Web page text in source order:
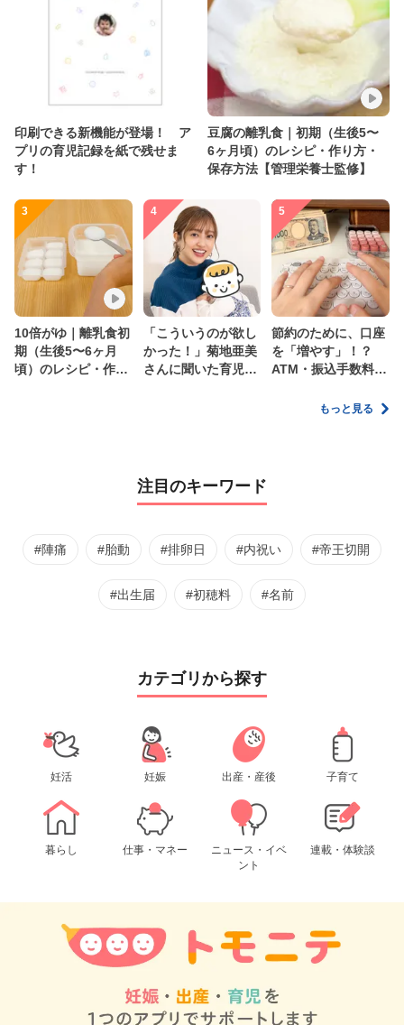
印刷できる新機能が登場！ ア
プリの育児記録を紙で残せま
す！
豆腐の離乳食｜初期（生後5〜
6ヶ月頃）のレシピ・作り方・
保存方法【管理栄養士監修】
3
10倍がゆ｜離乳食初
期（生後5〜6ヶ月
頃）のレシピ・作り
4
「こういうのが欲し
かった！」菊地亜美
さんに聞いた育児
5
節約のために、口座
を「増やす」！？
ATM・振込手数料の
家計管理術もっと見る
注目のキーワード
#陣痛 #胎動 #排卵日 #内祝い #帝王切開
#出生届 #初穂料 #名前
カテゴリから探す
妊活 妊娠 出産・産後 子育て
暮らし 仕事・マネー
ニュース・イベ
ント
連載・体験談